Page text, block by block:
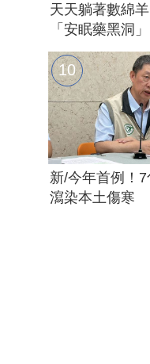
天天躺著數綿
「安眠藥黑洞」
新/今年首例！
瀉染本土傷寒